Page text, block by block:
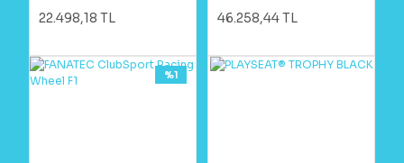
22.498,18 TL 46.258,44 TL
%1